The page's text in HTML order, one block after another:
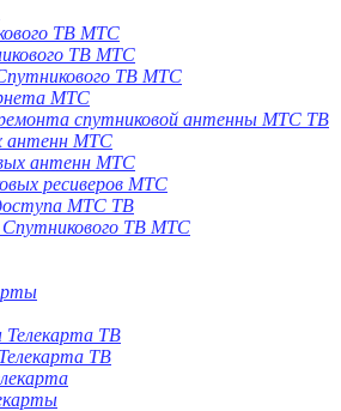
ТВ МТС
ТВ МТС
ТВ МТС
МТС
спутниковой антенны МТС ТВ
антенн МТС
антенн МТС
ресиверов МТС
МТС ТВ
ТВ МТС
ТВ
ТВ